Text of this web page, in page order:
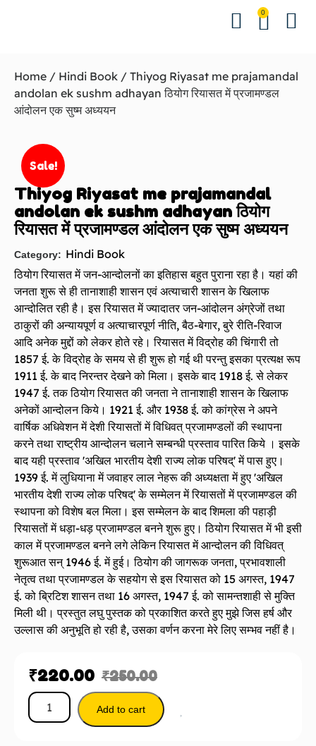
0
Home / Hindi Book / Thiyog Riyasat me prajamandal
andolan ek sushm adhayan ठियोग रियासत में प्रजामण्डल
आंदोलन एक सुष्म अध्ययन
Sale!
Thiyog Riyasat me prajamandal
andolan ek sushm adhayan ठियोग
रियासत में प्रजामण्डल आंदोलन एक सुष्म अध्ययन
Category: Hindi Book
ठियोग रियासत में जन-आन्दोलनों का इतिहास बहुत पुराना रहा है। यहां की
जनता शुरू से ही तानाशाही शासन एवं अत्याचारी शासन के खिलाफ
आन्दोलित रही है। इस रियासत में ज्यादातर जन-आंदोलन अंग्रेजों तथा
ठाकुरों की अन्यायपूर्ण व अत्याचारपूर्ण नीति, बैठ-बेगार, बुरे रीति-रिवाज
आदि अनेक मुद्दों को लेकर होते रहे। रियासत में विद्रोह की चिंगारी तो
1857 ई. के विद्रोह के समय से ही शुरू हो गई थी परन्तु इसका प्रत्यक्ष रूप
1911 ई. के बाद निरन्तर देखने को मिला। इसके बाद 1918 ई. से लेकर
1947 ई. तक ठियोग रियासत की जनता ने तानाशाही शासन के खिलाफ
अनेकों आन्दोलन किये। 1921 ई. और 1938 ई. को कांग्रेस ने अपने
वार्षिक अधिवेशन में देशी रियासतों में विधिवत् प्रजामण्डलों की स्थापना
करने तथा राष्ट्रीय आन्दोलन चलाने सम्बन्धी प्रस्ताव पारित किये । इसके
बाद यही प्रस्ताव 'अखिल भारतीय देशी राज्य लोक परिषद्' में पास हुए।
1939 ई. में लुधियाना में जवाहर लाल नेहरू की अध्यक्षता में हुए 'अखिल
भारतीय देशी राज्य लोक परिषद्' के सम्मेलन में रियासतों में प्रजामण्डल की
स्थापना को विशेष बल मिला। इस सम्मेलन के बाद शिमला की पहाड़ी
रियासतों में धड़ा-धड़ प्रजामण्डल बनने शुरू हुए। ठियोग रियासत में भी इसी
काल में प्रजामण्डल बनने लगे लेकिन रियासत में आन्दोलन की विधिवत्
शुरूआत सन् 1946 ई. में हुई। ठियोग की जागरूक जनता, प्रभावशाली
नेतृत्व तथा प्रजामण्डल के सहयोग से इस रियासत को 15 अगस्त, 1947
ई. को ब्रिटिश शासन तथा 16 अगस्त, 1947 ई. को सामन्तशाही से मुक्ति
मिली थी। प्रस्तुत लघु पुस्तक को प्रकाशित करते हुए मुझे जिस हर्ष और
उल्लास की अनुभूति हो रही है, उसका वर्णन करना मेरे लिए सम्भव नहीं है।
₹250.00
₹220.00
Add to cart